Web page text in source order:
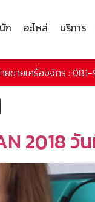
ก อะไหล่ บริการ
ยขายเครื่องจักร :
2018